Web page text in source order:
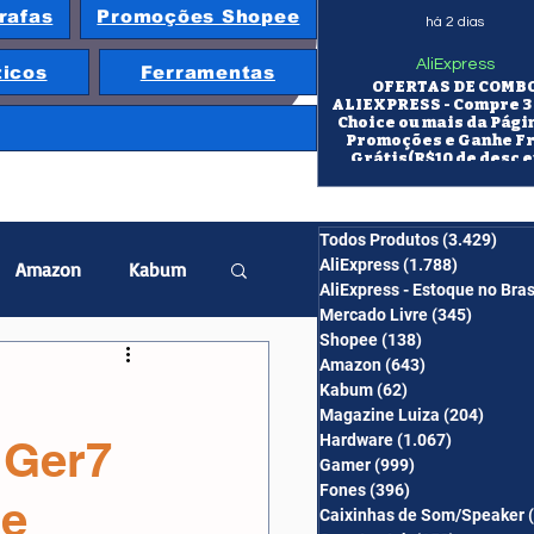
Promoções Shopee
Ferramentas
OFERTAS DE
ALIEXPRESS - Compre
Choice ou mais da
Promoções e Ganhe
Grátis(R$10 de desc
AliExpress
há 2 dias
Amazon Kabum
Projetor
Banggood
Todos Produtos(3.429)
AliExpress(1.788)
AliExpress - Estoque no
Mercado Livre(345)
Shopee(138)
Amazon(643)
Kabum(62)
Magazine Luiza (204)
Hardware(1.067)
Gamer(999)
Fones(396)
Caixinhas de Som/Speaker